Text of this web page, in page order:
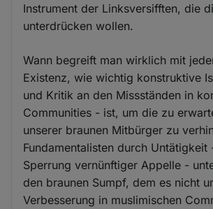
Instrument der Linksversifften, die
unterdrücken wollen.
Wann begreift man wirklich mit
Existenz, wie wichtig konstruktive
und Kritik an den Missständen in
Communities - ist, um die zu
unserer braunen Mitbürger zu
Fundamentalisten durch Untätigkeit
Sperrung vernünftiger Appelle -
den braunen Sumpf, dem es nicht
Verbesserung in muslimischen